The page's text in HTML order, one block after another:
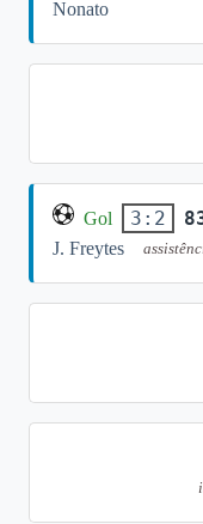
Nonato
Gol 3:2
J. Freytes